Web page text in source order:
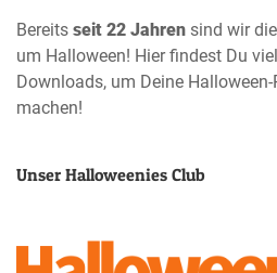
Bereits seit 22 Jahren sind wir
um Halloween! Hier findest Du
Downloads, um Deine
machen!
Unser Halloweenies Club